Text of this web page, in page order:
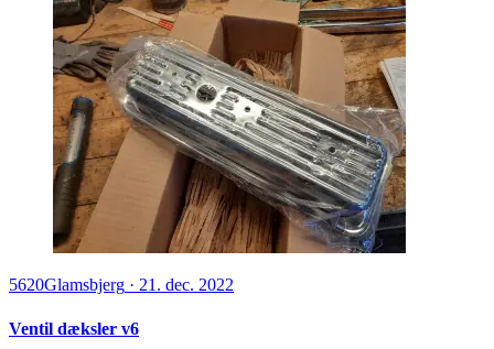
5620Glamsbjerg · 21. dec. 2022
Ventil dæksler v6